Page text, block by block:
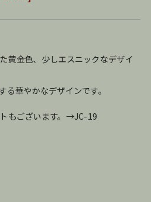
黄金色、少しエスニックなデザイ
る華やかなデザインです。
もございます。→JC-19